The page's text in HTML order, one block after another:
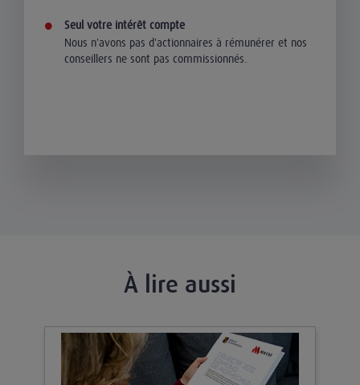
Seul votre intérêt compte
Nous n'avons pas d'actionnaires à rémunérer et nos
conseillers ne sont pas commissionnés.
À lire aussi